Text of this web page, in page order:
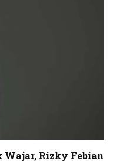
Wajar, Rizky Febian